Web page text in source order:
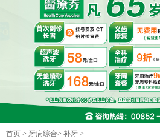
首页 > 牙病综合> 补牙 >